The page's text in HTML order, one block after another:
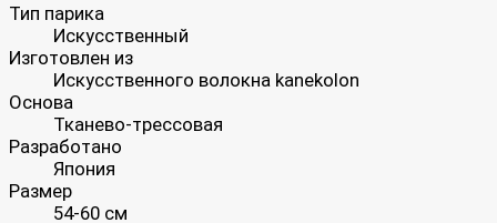
Тип парика
Искусственный
Изготовлен из
Искусственного волокна kanekolon
Основа
Тканево-трессовая
Разработано
Япония
Размер
54-60 см